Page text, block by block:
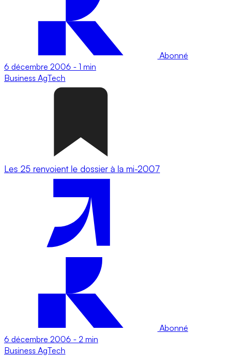
Abonné
6 décembre 2006 - 1 min
Business AgTech
Les 25 renvoient le dossier à la mi-2007
Abonné
6 décembre 2006 - 2 min
Business AgTech